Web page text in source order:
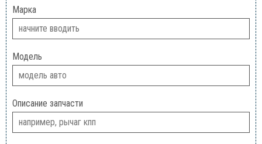
Марка
Модель
Описание запчасти